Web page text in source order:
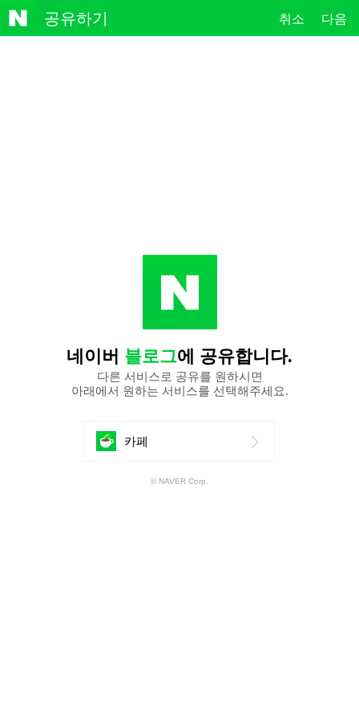
NAVE
공유하기 취소 다음
네이버 블로그에 공유합니다.
다른 서비스로 공유를 원하시면
아래에서 원하는 서비스를 선택해주세요.
카페
공
© NAVER Corp.